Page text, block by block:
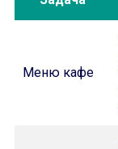
Меню кафе